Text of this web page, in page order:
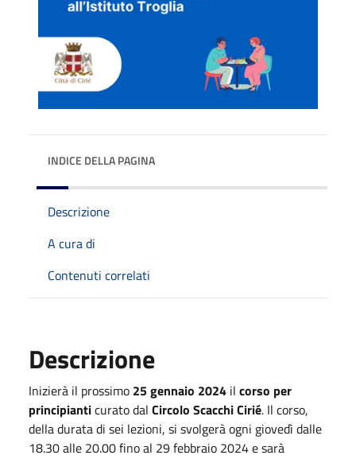
INDICE DELLA PAGINA
Descrizione
A cura di
Contenuti correlati
Descrizione
Inizierà il prossimo 25 gennaio 2024 il corso per
principianticurato dal Circolo Scacchi Cirié. Il corso,
della durata di sei lezioni, si svolgerà ogni giovedì dalle
18.30 alle 20.00 fino al 29 febbraio 2024 e sarà